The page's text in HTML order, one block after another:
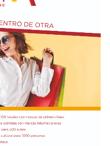
Niñez, este viernes 7 de
“Los cuentos de
populares infantiles a
Martínez.
se desarrollará “El
preguntas, respuestas y
Algote. Se trata de un
y tecnología en el que al
su propia creación